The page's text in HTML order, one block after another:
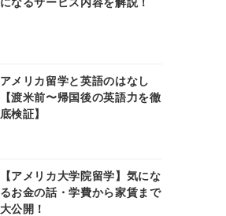
アメリカ留学と英語のはなし
【渡米前〜帰国後の英語力を徹
底検証】
【アメリカ大学院留学】気にな
るお金の話・学費から家賃まで
大公開！